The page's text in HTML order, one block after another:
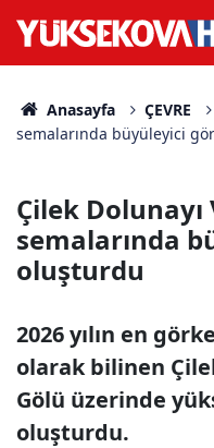
Anasayfa ÇEVRE
semalarında büyüleyici
Çilek Dolunayı
semalarında
oluşturdu
2026 yılın en
olarak bilinen
Gölü üzerinde
oluşturdu.